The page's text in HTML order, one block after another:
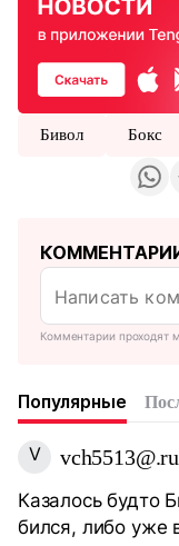
Бивол Бокс
Комментарии проходят
Популярные
V vch5513@.ru
Казалось будто
бился, либо уже